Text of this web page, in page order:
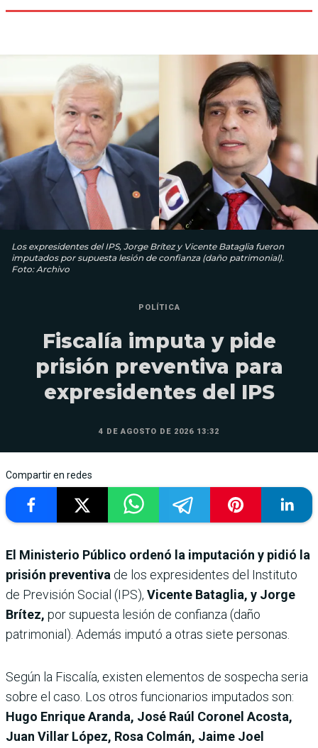
Los expresidentes del IPS, Jorge Brítez y Vicente Bataglia fueron
imputados por supuesta lesión de confianza (daño patrimonial).
Foto: Archivo
POLÍTICA
Fiscalía imputa y pide
prisión preventiva para
expresidentes del IPS
4 DE AGOSTO DE 2026 13:32
Compartir en redes
El Ministerio Público ordenó la imputación y pidió la
prisión preventiva de los expresidentes del Instituto
de Previsión Social (IPS), Vicente Bataglia, y Jorge
Brítez, por supuesta lesión de confianza (daño
patrimonial). Además imputó a otras siete personas.
Según la Fiscalía, existen elementos de sospecha seria
sobre el caso. Los otros funcionarios imputados son:
Hugo Enrique Aranda, José Raúl Coronel Acosta,
Juan Villar López, Rosa Colmán, Jaime Joel